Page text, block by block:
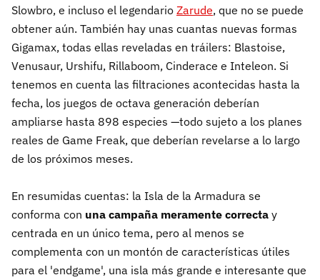
Slowbro, e incluso el legendario Zarude, que no se puede
obtener aún. También hay unas cuantas nuevas formas
Gigamax, todas ellas reveladas en tráilers: Blastoise,
Venusaur, Urshifu, Rillaboom, Cinderace e Inteleon. Si
tenemos en cuenta las filtraciones acontecidas hasta la
fecha, los juegos de octava generación deberían
ampliarse hasta 898 especies —todo sujeto a los planes
reales de Game Freak, que deberían revelarse a lo largo
de los próximos meses.
En resumidas cuentas: la Isla de la Armadura se
conforma con una campaña meramente correcta y
centrada en un único tema, pero al menos se
complementa con un montón de características útiles
para el 'endgame', una isla más grande e interesante que